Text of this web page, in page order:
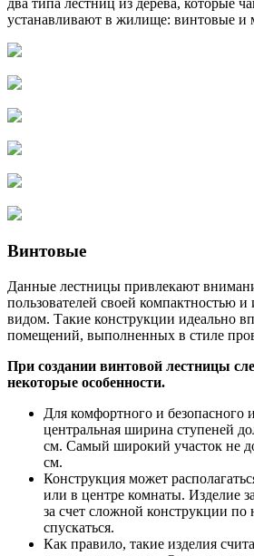
два типа лестниц из дерева, которые
устанавливают в жилище: винтовые и
Винтовые
Данные лестницы привлекают
пользователей своей компактностью
видом. Такие конструкции идеально
помещений, выполненных в стиле
При создании винтовой лестницы
некоторые особенности.
Для комфортного и безопасного
центральная ширина ступеней
см. Самый широкий участок не
см.
Конструкция может
или в центре комнаты. Изделие
за счет сложной конструкции
спускаться.
Как правило, такие изделия